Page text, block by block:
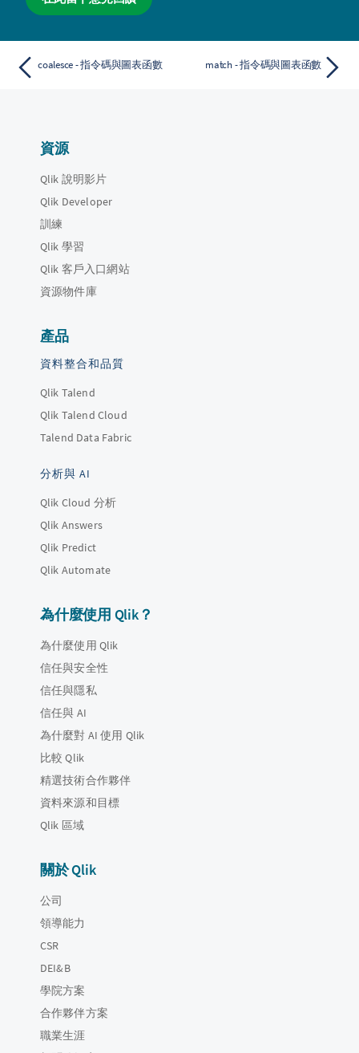
coalesce - 指令碼與圖表函數 match - 指令碼與圖表函數
資源
Qlik 說明影片
Qlik Developer
訓練
Qlik 學習
Qlik 客戶入口網站
資源物件庫
產品
資料整合和品質
Qlik Talend
Qlik Talend Cloud
Talend Data Fabric
分析與 AI
Qlik Cloud 分析
Qlik Answers
Qlik Predict
Qlik Automate
為什麼使用 Qlik？
為什麼使用 Qlik
信任與安全性
信任與隱私
信任與 AI
為什麼對 AI 使用 Qlik
比較 Qlik
精選技術合作夥伴
資料來源和目標
Qlik 區域
關於 Qlik
公司
領導能力
CSR
DEI&B
學院方案
合作夥伴方案
職業生涯